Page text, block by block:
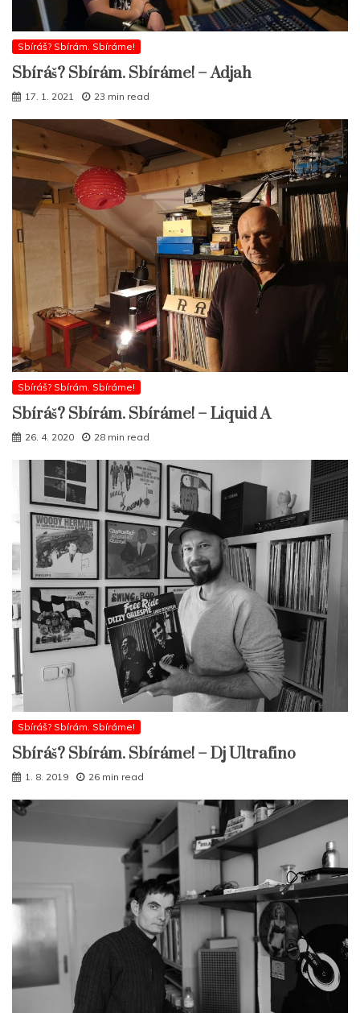
Sbíráš? Sbírám. Sbíráme!
Sbíráš? Sbírám. Sbíráme! – Adjah
17. 1. 2021 23 min read
Sbíráš? Sbírám. Sbíráme!
Sbíráš? Sbírám. Sbíráme! – Liquid A
26. 4. 2020 28 min read
Sbíráš? Sbírám. Sbíráme!
Sbíráš? Sbírám. Sbíráme! – Dj Ultrafino
1. 8. 2019 26 min read